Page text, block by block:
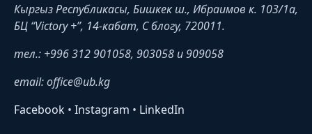
Кыргыз Республикасы, Бишкек ш., Ибраимов к. 103/1a,
БЦ “Victory +”, 14-кабат, C блогу, 720011.
тел.: +996 312 901058, 903058 и 909058
email: office@ub.kg
Facebook • Instagram • LinkedIn